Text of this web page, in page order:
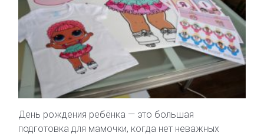
День рождения ребёнка — это большая
подготовка для мамочки, когда нет неважных